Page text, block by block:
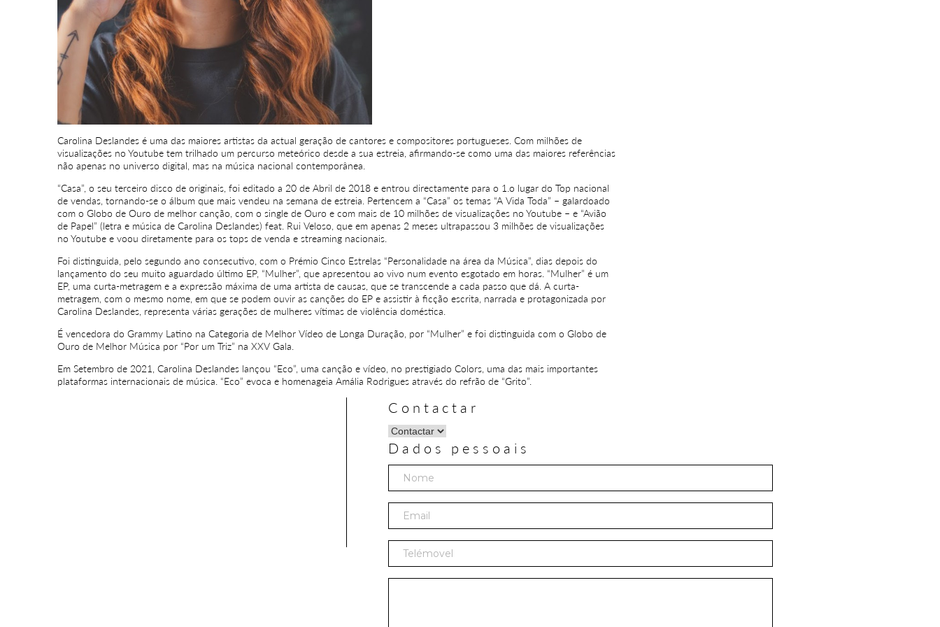
Carolina Deslandes é uma das maiores artistas da actual geração de cantores e compositores portugueses. Com milhões de
visualizações no Youtube tem trilhado um percurso meteórico desde a sua estreia, afirmando-se como uma das maiores referências
não apenas no universo digital, mas na música nacional contemporânea.
“Casa”, o seu terceiro disco de originais, foi editado a 20 de Abril de 2018 e entrou directamente para o 1.o lugar do Top nacional
de vendas, tornando-se o álbum que mais vendeu na semana de estreia. Pertencem a “Casa” os temas “A Vida Toda” – galardoado
com o Globo de Ouro de melhor canção, com o single de Ouro e com mais de 10 milhões de visualizações no Youtube – e “Avião
de Papel” (letra e música de Carolina Deslandes) feat. Rui Veloso, que em apenas 2 meses ultrapassou 3 milhões de visualizações
no Youtube e voou diretamente para os tops de venda e streaming nacionais.
Foi distinguida, pelo segundo ano consecutivo, com o Prémio Cinco Estrelas “Personalidade na área da Música”, dias depois do
lançamento do seu muito aguardado último EP, “Mulher”, que apresentou ao vivo num evento esgotado em horas. “Mulher” é um
EP, uma curta-metragem e a expressão máxima de uma artista de causas, que se transcende a cada passo que dá. A curta-
metragem, com o mesmo nome, em que se podem ouvir as canções do EP e assistir à ficção escrita, narrada e protagonizada por
Carolina Deslandes, representa várias gerações de mulheres vítimas de violência doméstica.
É vencedora do Grammy Latino na Categoria de Melhor Vídeo de Longa Duração, por “Mulher” e foi distinguida com o Globo de
Ouro de Melhor Música por “Por um Triz” na XXV Gala.
Em Setembro de 2021, Carolina Deslandes lançou “Eco”, uma canção e vídeo, no prestigiado Colors, uma das mais importantes
plataformas internacionais de música. “Eco” evoca e homenageia Amália Rodrigues através do refrão de “Grito”.
Contactar
Dados pessoais